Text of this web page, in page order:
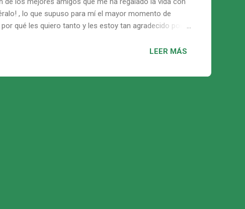
, lo que supuso para mí el mayor momento de
qué les quiero tanto y les estoy tan agradecido por
LEER MÁS